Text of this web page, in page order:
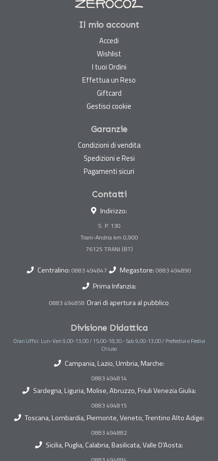
Il mio account
Accedi
Wishlist
I tuoi Ordini
Effettua un Reso
Giftcard
Gestisci cookie
Garanzie
Condizioni di vendita
Spedizioni e Resi
Pagamenti sicuri
Contatti
Indirizzo:
S. P. 130
Trani-Andria km 0,900
Centralino: 0883 494847 Megastore: 0883 494890
Prima Infanzia:
0883 494858 Orari di apertura al pubblico
Divisione Didattica
Orari Uffici: Lun-Ven 9,00-13,00 / 15,00-18,30 - Sab 9,00-13,00 / Prefestivi e Festivi
Chiuso
Campania, Lazio, Umbria, Marche:
0883 494814
Sardegna, Liguria, Molise, Abruzzo, Friuli Venezia Giulia:
0883 494815
Toscana, Lombardia, Piemonte, Veneto, Trentino Alto Adige:
0883 494882
Sicilia, Puglia, Calabria, Basilicata, Valle D'Aosta: